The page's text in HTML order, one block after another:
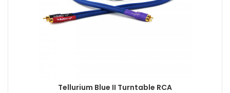
Tellurium Blue II Turntable RCA